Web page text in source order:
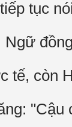
tục
tế, còn